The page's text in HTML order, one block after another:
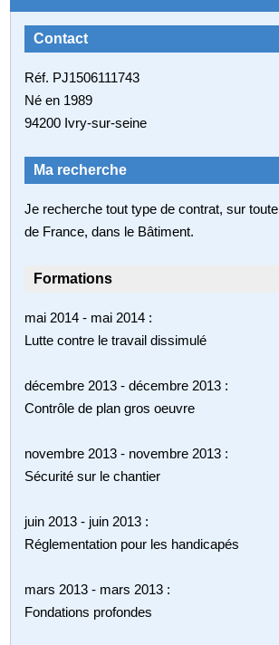
Contact
Réf. PJ1506111743
Né en 1989
94200 Ivry-sur-seine
Ma recherche
Je recherche tout type de contrat, sur
de France, dans le Bâtiment.
Formations
mai 2014 - mai 2014 :
Lutte contre le travail dissimulé
décembre 2013 - décembre 2013 :
Contrôle de plan gros oeuvre
novembre 2013 - novembre 2013 :
Sécurité sur le chantier
juin 2013 - juin 2013 :
Réglementation pour les handicapés
mars 2013 - mars 2013 :
Fondations profondes